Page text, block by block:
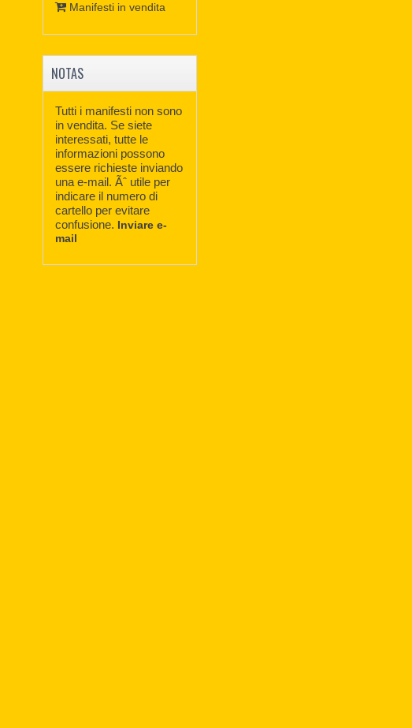
Manifesti in vendita
NOTAS
Tutti i manifesti non sono
in vendita. Se siete
interessati, tutte le
informazioni possono
essere richieste inviando
una e-mail. Ãˆ utile per
indicare il numero di
cartello per evitare
confusione. Inviare e-
mail